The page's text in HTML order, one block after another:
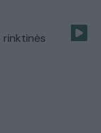
rinktinės